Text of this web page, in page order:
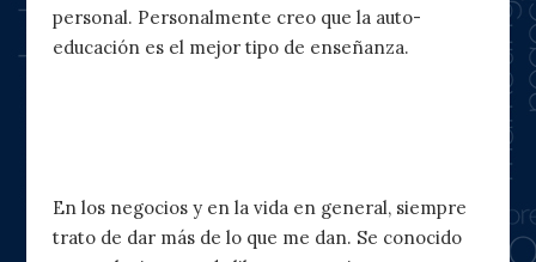
personal. Personalmente creo que la auto-
educación es el mejor tipo de enseñanza.
En los negocios y en la vida en general, siempre
trato de dar más de lo que me dan. Se conocido